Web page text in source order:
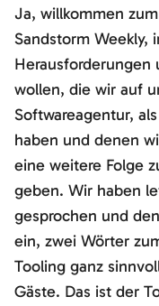
Ja, willkommen
Sandstorm Weekly,
Herausforderungen
wollen, die wir auf
Softwareagentur,
haben und denen
eine weitere Folge
geben. Wir haben
gesprochen und
ein, zwei Wörter
Tooling ganz
Gäste. Das ist der